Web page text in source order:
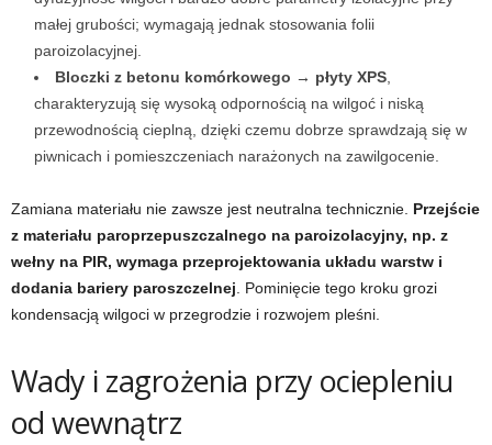
małej grubości; wymagają jednak stosowania folii
paroizolacyjnej.
Bloczki z betonu komórkowego → płyty XPS,
charakteryzują się wysoką odpornością na wilgoć i niską
przewodnością cieplną, dzięki czemu dobrze sprawdzają się w
piwnicach i pomieszczeniach narażonych na zawilgocenie.
Zamiana materiału nie zawsze jest neutralna technicznie. Przejście
z materiału paroprzepuszczalnego na paroizolacyjny, np. z
wełny na PIR, wymaga przeprojektowania układu warstw i
dodania bariery paroszczelnej. Pominięcie tego kroku grozi
kondensacją wilgoci w przegrodzie i rozwojem pleśni.
Wady i zagrożenia przy ociepleniu
od wewnątrz